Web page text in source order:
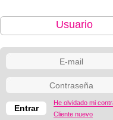
Usuario
He olvidado mi
Cliente nuevo